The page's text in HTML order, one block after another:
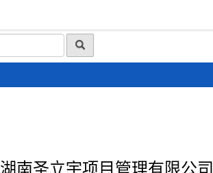
湖南圣立宇项目管理有限公司